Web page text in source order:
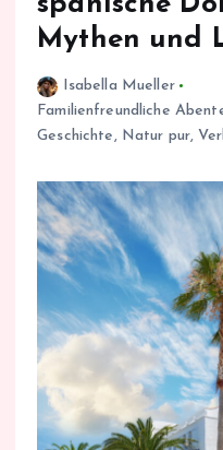
Mythen und
Isabella Mueller
Familienfreundliche
Geschichte, Natur pur,